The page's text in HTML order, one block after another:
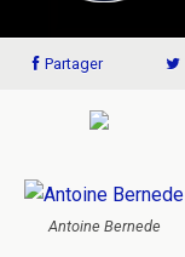
Partager
Antoine Bernede